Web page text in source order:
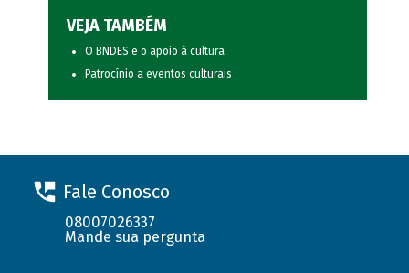
VEJA TAMBÉM
O BNDES e o apoio à cultura
Patrocínio a eventos culturais
Fale Conosco
08007026337
Mande sua pergunta